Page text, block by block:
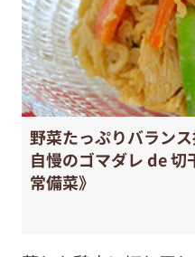
野菜たっぷりバラン
自慢のゴマダレ de
常備菜》